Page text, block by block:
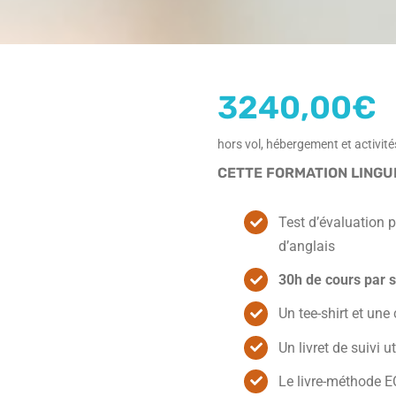
3240,00€
hors vol, hébergement et
CETTE FORMATION
Test d’évaluation
d’anglais
30h de cours par
Un tee-shirt et une
Un livret de suivi
Le livre-méthode